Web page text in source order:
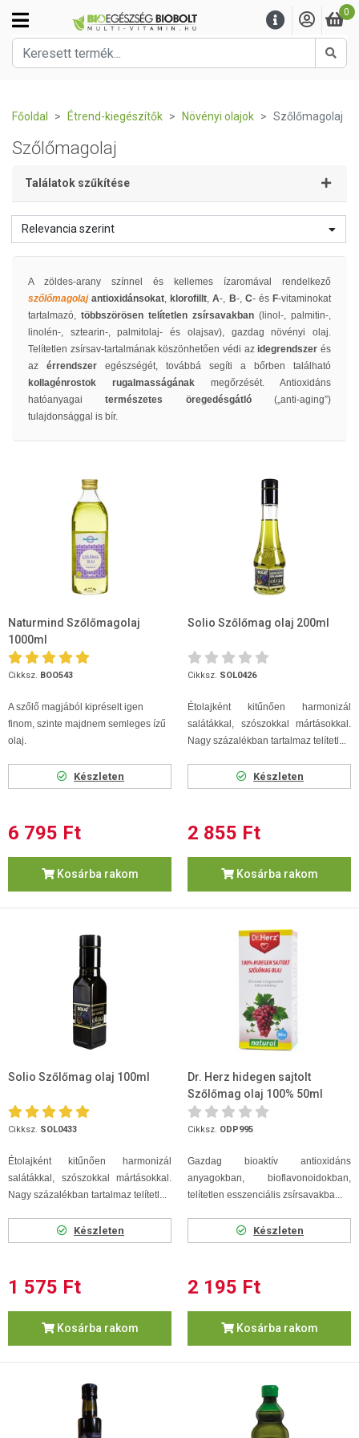
0
Főoldal Étrend-kiegészítők Növényi olajok Szőlőmagolaj
Szőlőmagolaj
Találatok szűkítése
Relevancia szerint
A zöldes-arany színnel és kellemes ízaromával rendelkező
szőlőmagolajantioxidánsokat, klorofillt,A-, B-, C- és F-vitaminokat
tartalmazó, többszörösen telítetlen zsírsavakban (linol-, palmitin-,
linolén-, sztearin-, palmitolaj- és olajsav), gazdag növényi olaj.
Telítetlen zsírsav-tartalmának köszönhetően védi az idegrendszerés
az érrendszer egészségét, továbbá segíti a bőrben található
kollagénrostok rugalmasságának megőrzését. Antioxidáns
hatóanyagaitermészetes öregedésgátló(„anti-aging”)
tulajdonsággal is bír.
Naturmind Szőlőmagolaj
1000ml
Cikksz. BOO543
A szőlő magjából kipréselt igen
finom, szinte majdnem semleges ízű
olaj.
Készleten
6 795 Ft
Kosárba rakom
Solio Szőlőmag olaj 200ml
Cikksz. SOL0426
Étolajként kitűnően harmonizál
salátákkal, szószokkal mártásokkal.
Nagy százalékban tartalmaz telítetl...
Készleten
2 855 Ft
Kosárba rakom
Solio Szőlőmag olaj 100ml
Cikksz. SOL0433
Étolajként kitűnően harmonizál
salátákkal, szószokkal mártásokkal.
Nagy százalékban tartalmaz telítetl...
Készleten
1 575 Ft
Kosárba rakom
Dr. Herz hidegen sajtolt
Szőlőmag olaj 100% 50ml
Cikksz. ODP995
Gazdag bioaktív antioxidáns
anyagokban, bioflavonoidokban,
telítetlen esszenciális zsírsavakba...
Készleten
2 195 Ft
Kosárba rakom